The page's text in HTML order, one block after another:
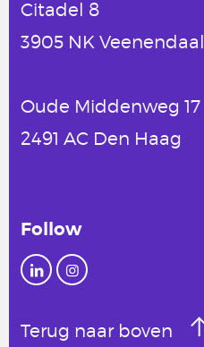
Citadel 8
3905 NK Veenendaal
Oude Middenweg 17
2491 AC Den Haag
Follow
Terug naar boven